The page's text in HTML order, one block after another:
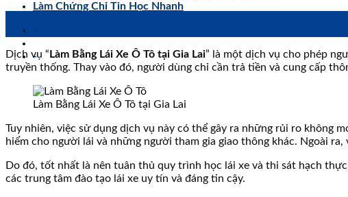
Làm Chứng Chỉ Tin Học Nhanh
-
-
Th3
Dịch vụ “ Làm Bằng Lái Xe Ô Tô tại Gia Lai” là một dịch vụ cho phép
truyền thống. Thay vào đó, người dùng chỉ cần trả tiền và cung cấp
Làm Bằng Lái Xe Ô Tô tại Gia Lai
Tuy nhiên, việc sử dụng dịch vụ này có thể gây ra những rủi ro không
hiểm cho người lái và những người tham gia giao thông khác. Ngoài
Do đó, tốt nhất là nên tuân thủ quy trình học lái xe và thi sát hạch
các trung tâm đào tạo lái xe uy tín và đáng tin cậy.